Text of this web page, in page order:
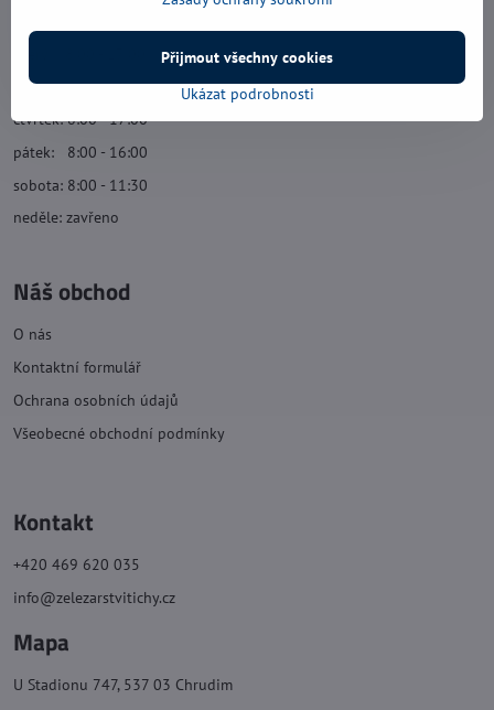
středa: 8:00 - 16:00
čtvrtek: 8:00 - 17:00
pátek: 8:00 - 16:00
sobota: 8:00 - 11:30
neděle: zavřeno
Náš obchod
O nás
Kontaktní formulář
Ochrana osobních údajů
Všeobecné obchodní podmínky
Kontakt
+420 469 620 035
info@zelezarstvitichy.cz
Mapa
U Stadionu 747, 537 03 Chrudim
Ukázat podrobnosti
Přijmout všechny cookies